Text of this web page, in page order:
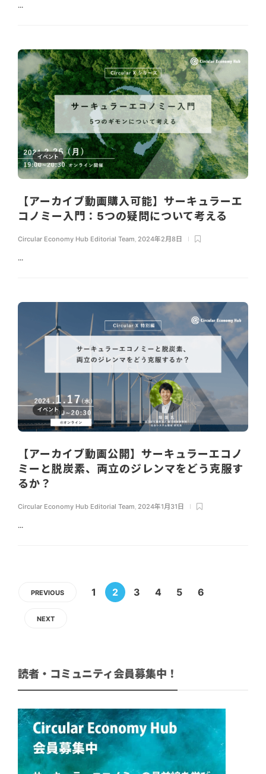
...
イベント
【アーカイブ動画購入可能】サーキュラーエ
コノミー入門：5つの疑問について考える
Circular Economy Hub Editorial Team, 2024年2月8日
...
イベント
【アーカイブ動画公開】サーキュラーエコノ
ミーと脱炭素、両立のジレンマをどう克服す
るか？
Circular Economy Hub Editorial Team, 2024年1月31日
...
PREVIOUS 1 2 3 4 5 6
NEXT
読者・コミュニティ会員募集中！